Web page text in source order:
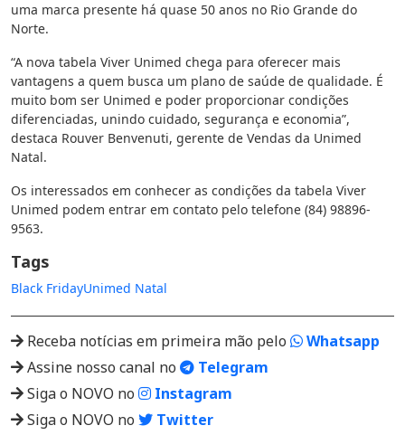
uma marca presente há quase 50 anos no Rio Grande do
Norte.
“A nova tabela Viver Unimed chega para oferecer mais
vantagens a quem busca um plano de saúde de qualidade. É
muito bom ser Unimed e poder proporcionar condições
diferenciadas, unindo cuidado, segurança e economia”,
destaca Rouver Benvenuti, gerente de Vendas da Unimed
Natal.
Os interessados em conhecer as condições da tabela Viver
Unimed podem entrar em contato pelo telefone (84) 98896-
9563.
Tags
Black FridayUnimed Natal
Receba notícias em primeira mão pelo
Whatsapp
Assine nosso canal no
Telegram
Siga o NOVO no
Instagram
Siga o NOVO no
Twitter